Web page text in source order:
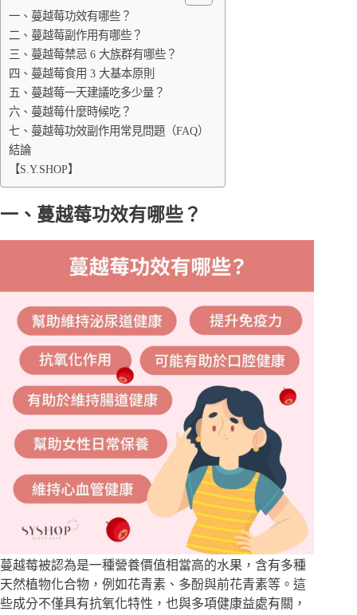
一、蔓越莓功效有哪些？
二、蔓越莓副作用有哪些？
三、蔓越莓禁忌 6 大族群有哪些？
四、蔓越莓食用 3 大基本原則
五、蔓越莓一天建議吃多少量？
六、蔓越莓什麼時候吃？
七、蔓越莓功效副作用常見問題（FAQ）
結論
【S.Y.SHOP】
一、蔓越莓功效有哪些？
蔓越莓被認為是一種營養價值相當高的水果 ，含有多種
天然植物化合物，例如花青素、多酚與前花青素等。這
些成分不僅具有抗氧化特性，也與多項健康益處有關，